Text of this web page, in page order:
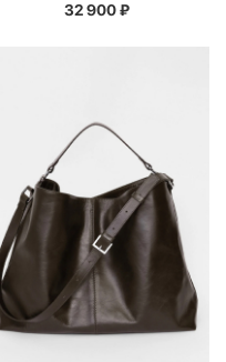
32 900₽